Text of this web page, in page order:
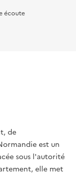
écoute
de
est un
sous l'autorité
elle met